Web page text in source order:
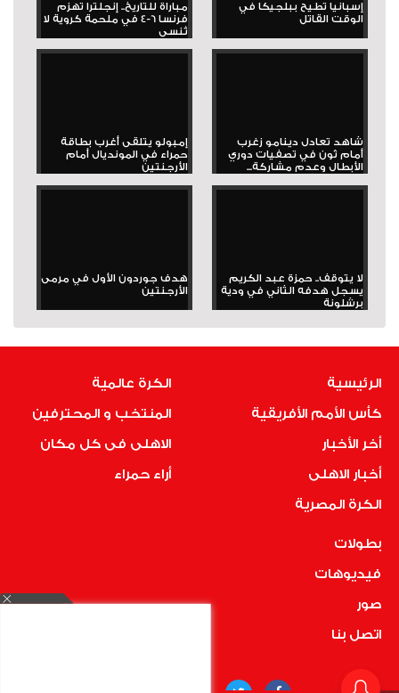
إسبانيا تطيح ببلجيكا في
الوقت القاتل
مباراة للتاريخ.. إنجلترا تهزم
فرنسا 6-4 في ملحمة كروية لا
تُنسى
شاهد تعادل دينامو زغرب
أمام ثون في تصفيات دوري
الأبطال وعدم مشاركة...
إمبولو يتلقى أغرب بطاقة
حمراء في المونديال أمام
الأرجنتين
لا يتوقف.. حمزة عبد الكريم
يسجل هدفه الثاني في ودية
برشلونة
هدف جوردون الأول في مرمى
الأرجنتين
الرئيسية
كأس الأمم الأفريقية
أخر الأخبار
أخبار الاهلى
الكرة المصرية
الكرة عالمية
المنتخب و المحترفين
الاهلى فى كل مكان
أراء حمراء
بطولات
فيديوهات
صور
اتصل بنا